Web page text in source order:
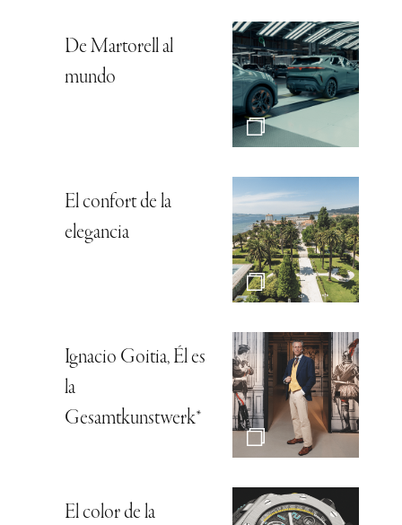
De Martorell al
mundo
El confort de la
elegancia
Ignacio Goitia, Él es
la
Gesamtkunstwerk*
El color de la